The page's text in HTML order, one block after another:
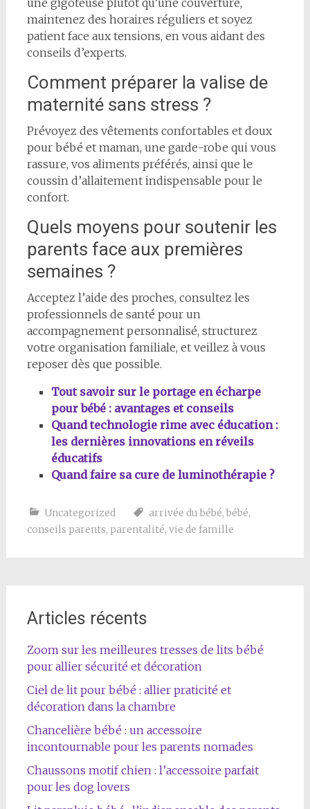
maintenez des horaires réguliers et soyez
patient face aux tensions, en vous aidant des
conseils d’experts.
Comment préparer la valise de
maternité sans stress ?
Prévoyez des vêtements confortables et doux
pour bébé et maman, une garde-robe qui vous
rassure, vos aliments préférés, ainsi que le
coussin d’allaitement indispensable pour le
confort.
Quels moyens pour soutenir les
parents face aux premières
semaines ?
Acceptez l’aide des proches, consultez les
professionnels de santé pour un
accompagnement personnalisé, structurez
votre organisation familiale, et veillez à vous
reposer dès que possible.
Tout savoir sur le portage en écharpe
pour bébé : avantages et conseils
Quand technologie rime avec éducation :
les dernières innovations en réveils
éducatifs
Quand faire sa cure de luminothérapie ?
Uncategorized arrivée du bébé, bébé,
conseils parents, parentalité, vie de famille
Articles récents
Zoom sur les meilleures tresses de lits bébé
pour allier sécurité et décoration
Ciel de lit pour bébé : allier praticité et
décoration dans la chambre
Chancelière bébé : un accessoire
incontournable pour les parents nomades
Chaussons motif chien : l’accessoire parfait
pour les dog lovers